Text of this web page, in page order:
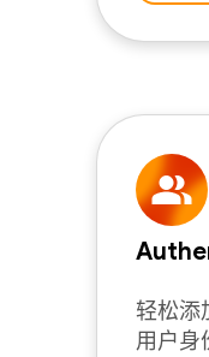
轻松添
用户身